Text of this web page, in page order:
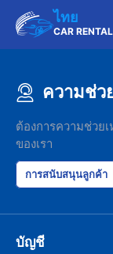
ไทย
CAR
ความช่ว
ต้องการความช่วย
ของเรา
การสนับสนุนลูกค้า
บัญชี